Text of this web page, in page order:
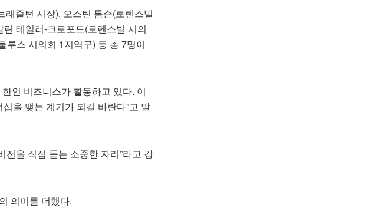
즐턴 시장), 오스틴 톰슨(로렌스빌
테일러-크로포드(로렌스빌 시의
루스 시의회 1지역구) 등 총 7명이
인 비즈니스가 활동하고 있다. 이
을 맺는 계기가 되길 바란다”고 말
전을 직접 듣는 소중한 자리”라고 강
의미를 더했다.